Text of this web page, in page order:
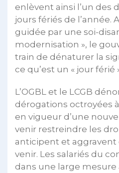
enlèvent ainsi l’un des
jours fériés de l’année.
guidée par une soi-
modernisation », le
train de dénaturer la
ce qu’est un « jour férié
L’OGBL et le LCGB
dérogations octroyées
en vigueur d’une
venir restreindre les
anticipent et aggravent
venir. Les salariés du
dans une large mesure